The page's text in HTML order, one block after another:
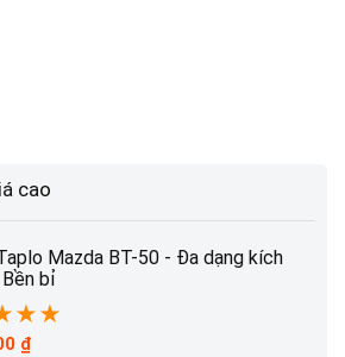
cao
Mazda BT-50 - Đa dạng kích
bỉ
★★
₫Khoảng